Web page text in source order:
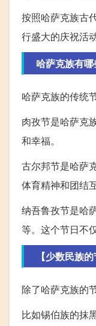
按照哈萨克族古
行盛大的庆祝活
哈萨克族有哪
哈萨克族的传统
肉孜节是哈萨克
和幸福。
古尔邦节是哈萨
体育精神和团结
纳吾鲁孜节是哈
等。这个节日不
【少数民族
除了哈萨克族的
比如锡伯族的抹